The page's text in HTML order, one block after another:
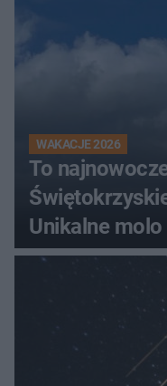
WAKACJE 2026
To
Unikalne